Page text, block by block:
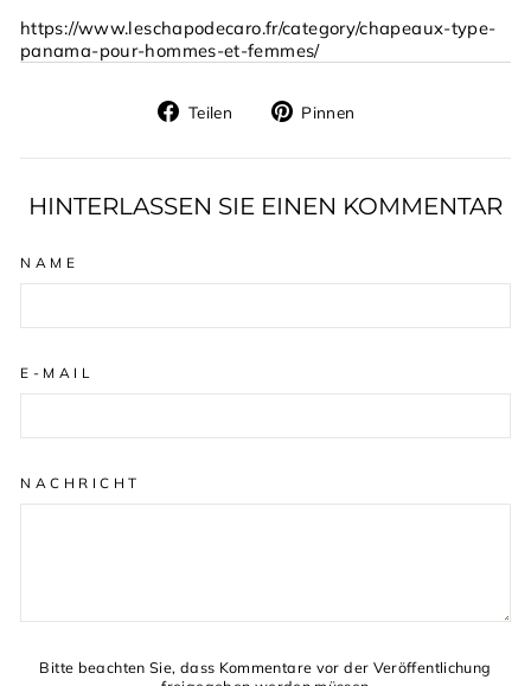
https://www.leschapodecaro.fr/category/chapeaux-type-
panama-pour-hommes-et-femmes/
Teilen
Auf
teilen
Pinnen
pinnen
HINTERLASSEN SIE EINEN KOMMENTAR
NAME
E-MAIL
NACHRICHT
Bitte beachten Sie, dass Kommentare vor der Veröffentlichung